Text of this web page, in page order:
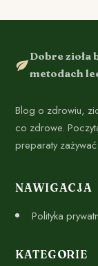
Dobre zioła
metodach
Blog o zdrowiu,
co zdrowe.
preparaty zażywać.
NAWIGACJA
Polityka
KATEGORIE